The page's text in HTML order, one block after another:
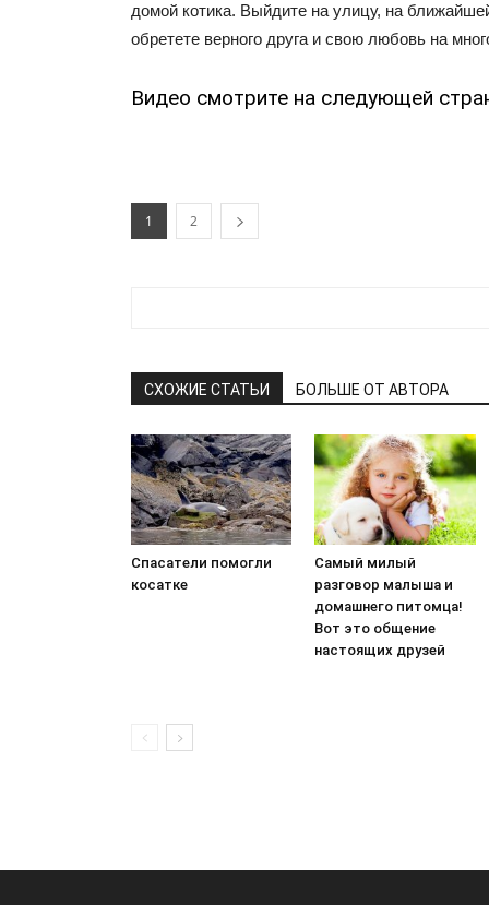
домой котика. Выйдите на улицу, на
обретете верного друга и свою любовь на
Видео смотрите на следующей
1 2
СХОЖИЕ СТАТЬИ БОЛЬШЕ ОТ АВТОРА
Спасатели помогли
косатке
Самый милый
разговор малыша и
домашнего питомца!
Вот это общение
настоящих друзей